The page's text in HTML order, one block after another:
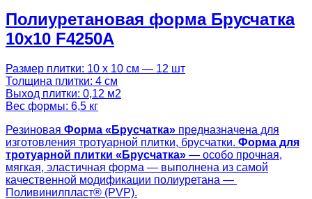
Полиуретановая форма Брусчатка
10х10 F4250A
Размер плитки: 10 х 10 см — 12 шт
Толщина плитки: 4 см
Выход плитки: 0,12 м2
Вес формы: 6,5 кг
Резиновая Форма « Брусчатка» предназначена для
изготовления тротуарной плитки, брусчатки. Форма для
тротуарной плитки « Брусчатка» — особо прочная,
мягкая, эластичная форма — выполнена из самой
качественной модификации полиуретана —
Поливинилпласт® (PVP).